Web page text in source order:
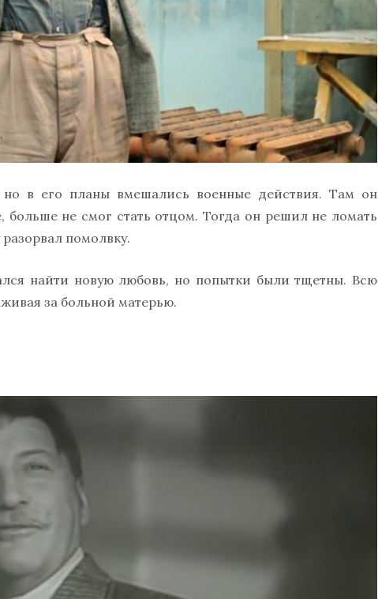
но в его планы вмешались военные действия. Там он
больше не смог стать отцом. Тогда он решил не ломать
помолвку.
найти новую любовь, но попытки были тщетны. Всю
за больной матерью.